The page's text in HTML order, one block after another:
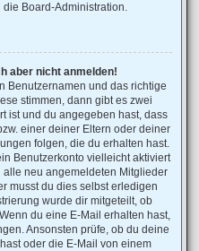
Board-Administration.
aber nicht anmelden!
Benutzernamen und das richtige
stimmen, dann gibt es zwei
ist und du angegeben hast, dass
einer deiner Eltern oder deiner
folgen, die du erhalten hast.
Benutzerkonto vielleicht aktiviert
neu angemeldeten Mitglieder
musst du dies selbst erledigen
wurde dir mitgeteilt, ob
du eine E-Mail erhalten hast,
Ansonsten prüfe, ob du deine
oder die E-Mail von einem